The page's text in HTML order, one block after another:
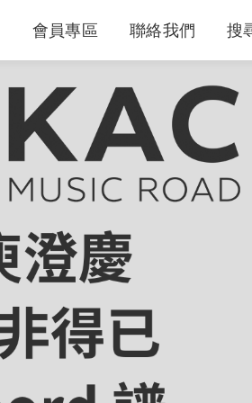
會員專區 聯絡我們 搜